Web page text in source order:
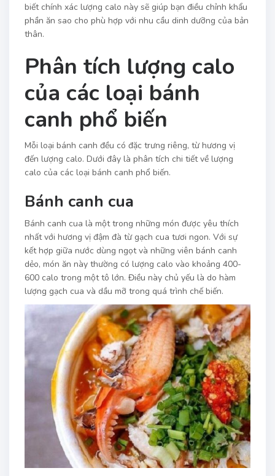
biết chính xác lượng calo này sẽ giúp bạn điều chỉnh khẩu
phần ăn sao cho phù hợp với nhu cầu dinh dưỡng của bản
thân.
Phân tích lượng calo
của các loại bánh
canh phổ biến
Mỗi loại bánh canh đều có đặc trưng riêng, từ hương vị
đến lượng calo. Dưới đây là phân tích chi tiết về lượng
calo của các loại bánh canh phổ biến.
Bánh canh cua
Bánh canh cua là một trong những món được yêu thích
nhất với hương vị đậm đà từ gạch cua tươi ngon. Với sự
kết hợp giữa nước dùng ngọt và những viên bánh canh
dẻo, món ăn này thường có lượng calo vào khoảng 400-
600 calo trong một tô lớn. Điều này chủ yếu là do hàm
lượng gạch cua và dầu mỡ trong quá trình chế biến.